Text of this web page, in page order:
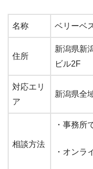
名称 ベリーベ
住所
新潟県新
ビル2F
対応エリ
ア
新潟県全
相談方法
・事務所
・オンラ